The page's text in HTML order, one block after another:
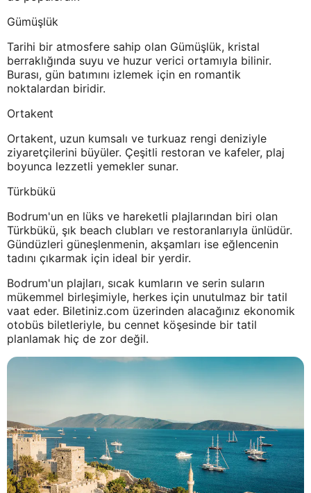
Gümüşlük
Tarihi bir atmosfere sahip olan Gümüşlük, kristal
berraklığında suyu ve huzur verici ortamıyla bilinir.
Burası, gün batımını izlemek için en romantik
noktalardan biridir.
Ortakent
Ortakent, uzun kumsalı ve turkuaz rengi deniziyle
ziyaretçilerini büyüler. Çeşitli restoran ve kafeler, plaj
boyunca lezzetli yemekler sunar.
Türkbükü
Bodrum'un en lüks ve hareketli plajlarından biri olan
Türkbükü, şık beach clubları ve restoranlarıyla ünlüdür.
Gündüzleri güneşlenmenin, akşamları ise eğlencenin
tadını çıkarmak için ideal bir yerdir.
Bodrum'un plajları, sıcak kumların ve serin suların
mükemmel birleşimiyle, herkes için unutulmaz bir tatil
vaat eder. Biletiniz.com üzerinden alacağınız ekonomik
otobüs biletleriyle, bu cennet köşesinde bir tatil
planlamak hiç de zor değil.